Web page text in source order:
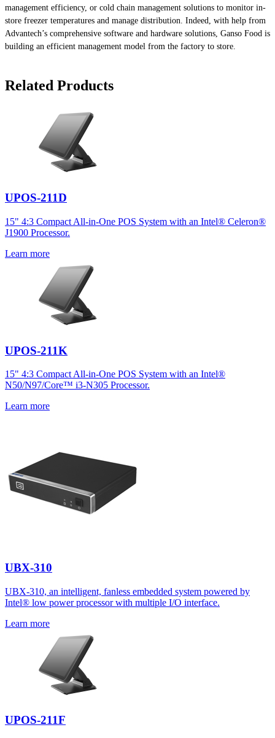
management efficiency, or cold chain management solutions to monitor in-
store freezer temperatures and manage distribution. Indeed, with help from
Advantech’s comprehensive software and hardware solutions, Ganso Food is
building an efficient management model from the factory to store.
Related Products
UPOS-211D
15" 4:3 Compact All-in-One POS System with an Intel® Celeron®
J1900 Processor.
Learn more
UPOS-211K
15" 4:3 Compact All-in-One POS System with an Intel®
N50/N97/Core™ i3-N305 Processor.
Learn more
UBX-310
UBX-310, an intelligent, fanless embedded system powered by
Intel® low power processor with multiple I/O interface.
Learn more
UPOS-211F